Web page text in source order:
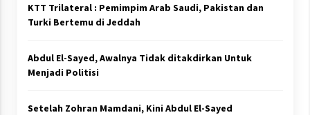
KTT Trilateral : Pemimpim Arab Saudi, Pakistan dan
Turki Bertemu di Jeddah
Abdul El-Sayed, Awalnya Tidak ditakdirkan Untuk
Menjadi Politisi
Setelah Zohran Mamdani, Kini Abdul El-Sayed